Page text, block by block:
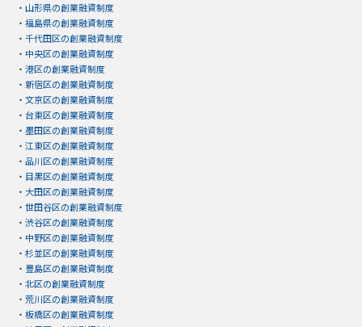
・ 山形県の創業融資制度
・ 福島県の創業融資制度
・ 千代田区の創業融資制度
・ 中央区の創業融資制度
・ 港区の創業融資制度
・ 新宿区の創業融資制度
・ 文京区の創業融資制度
・ 台東区の創業融資制度
・ 墨田区の創業融資制度
・ 江東区の創業融資制度
・ 品川区の創業融資制度
・ 目黒区の創業融資制度
・ 大田区の創業融資制度
・ 世田谷区の創業融資制度
・ 渋谷区の創業融資制度
・ 中野区の創業融資制度
・ 杉並区の創業融資制度
・ 豊島区の創業融資制度
・ 北区の創業融資制度
・ 荒川区の創業融資制度
・ 板橋区の創業融資制度